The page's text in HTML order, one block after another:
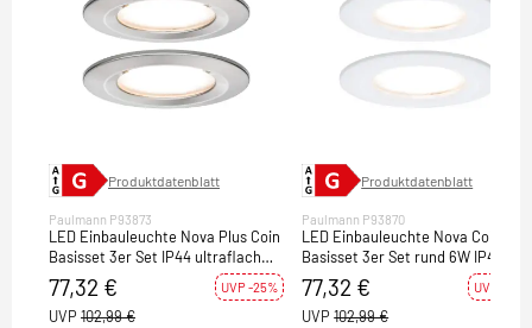
Produktdatenblatt
Paulmann P93873
LED Einbauleuchte Nova Plus Coin
Basisset 3er Set IP44 ultraflach
rund Eisen gebürstet dimmbar
230V
77,32 € UVP -25%
UVP 102,99 €
Produktdatenblatt
Paulmann P93870
LED Einbauleuchte Nova Coin
Basisset 3er Set rund 6W IP44
Weiß matt dimmbar 2700K 230V
77,32 € UVP -25%
UVP 102,99 €